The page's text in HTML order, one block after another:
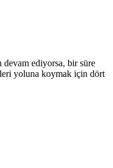
devam ediyorsa, bir süre
yoluna koymak için dört